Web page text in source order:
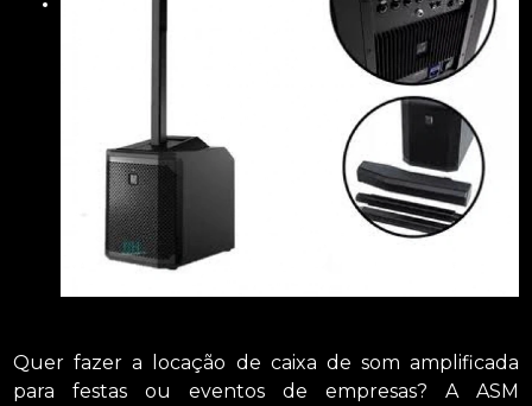
Quer fazer a locação de caixa de som amplificada
para festas ou eventos de empresas? A ASM